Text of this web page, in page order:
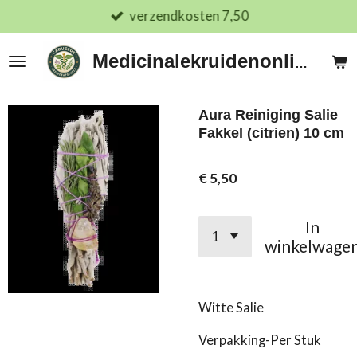
direct
naar
Medicinalekruidenonline.nl
verzendkosten 7,50
Aura Reiniging Salie
Fakkel (citrien) 10 cm
€ 5,50
In
Witte Salie
Verpakking-Per Stuk